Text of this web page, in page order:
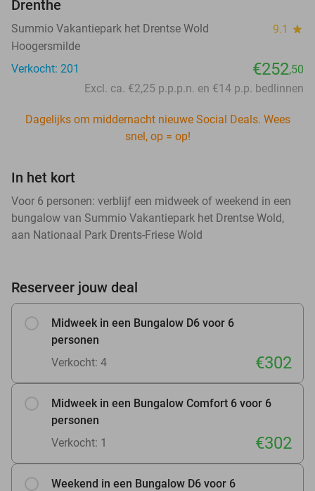
Drenthe
Summio Vakantiepark het Drentse Wold 9.1 star
Hoogersmilde
Verkocht: 201
€252,50
Excl. ca. €2,25 p.p.p.n. en €14 p.p. bedlinnen
Dagelijks om middernacht nieuwe Social Deals. Wees
snel, op = op!
In het kort
Voor 6 personen: verblijf een midweek of weekend in een
bungalow van Summio Vakantiepark het Drentse Wold,
aan Nationaal Park Drents-Friese Wold
Reserveer jouw deal
Midweek in een Bungalow D6 voor 6
personen
Verkocht: 4
€302
Midweek in een Bungalow Comfort 6 voor 6
personen
Verkocht: 1
€302
Weekend in een Bungalow D6 voor 6